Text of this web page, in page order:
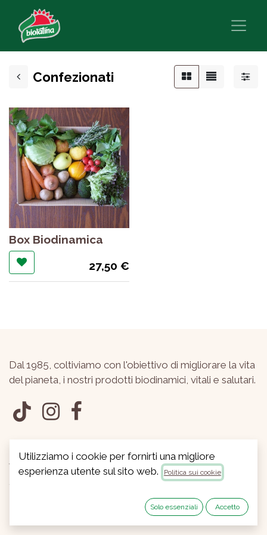
Confezionati
Box Biodinamica
27,50 €
Dal 1985, coltiviamo con l'obiettivo di migliorare la vita
del pianeta, i nostri prodotti biodinamici, vitali e salutari.
© BIOLATINA Società Coop. Agricola
Via Litoranea km11,400
Sabaudia (LT) 04016
Utilizziamo i cookie per fornirti una migliore
esperienza utente sul sito web.
Politica sui cookie
Solo essenziali Accetto